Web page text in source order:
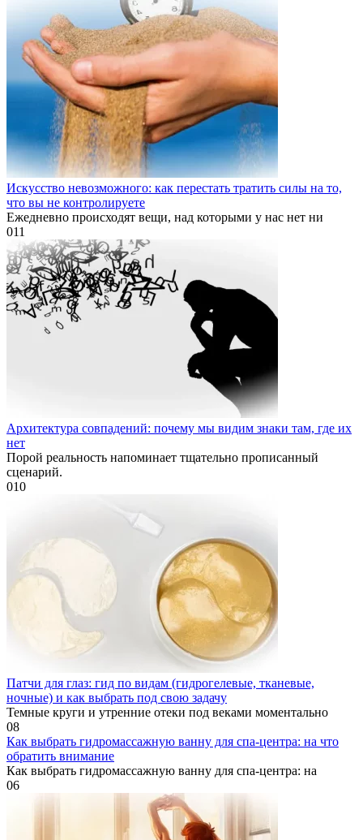
Искусство невозможного: как перестать тратить силы на то,
что вы не контролируете
Ежедневно происходят вещи, над которыми у нас нет ни
011
Архитектура совпадений: почему мы видим знаки там, где их
нет
Порой реальность напоминает тщательно прописанный
сценарий.
010
Патчи для глаз: гид по видам (гидрогелевые, тканевые,
ночные) и как выбрать под свою задачу
Темные круги и утренние отеки под веками моментально
08
Как выбрать гидромассажную ванну для спа-центра: на что
обратить внимание
Как выбрать гидромассажную ванну для спа-центра: на
06